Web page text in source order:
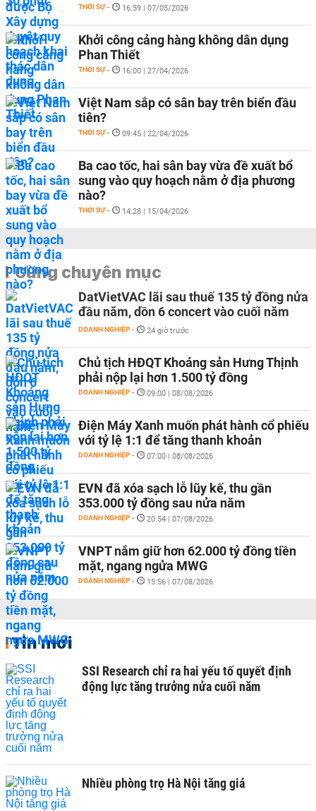
THỜI SỰ - 16:59 | 07/05/2026
Khởi công cảng hàng không dân dụng
Phan Thiết
THỜI SỰ - 16:00 | 27/04/2026
Việt Nam sắp có sân bay trên biển đầu
tiên?
THỜI SỰ - 09:45 | 22/04/2026
Ba cao tốc, hai sân bay vừa đề xuất bổ
sung vào quy hoạch nằm ở địa phương
nào?
THỜI SỰ - 14:28 | 15/04/2026
Cùng chuyên mục
DatVietVAC lãi sau thuế 135 tỷ đồng nửa
đầu năm, dồn 6 concert vào cuối năm
DOANH NGHIỆP - 24 giờ trước
Chủ tịch HĐQT Khoáng sản Hưng Thịnh
phải nộp lại hơn 1.500 tỷ đồng
DOANH NGHIỆP - 09:00 | 08/08/2026
Điện Máy Xanh muốn phát hành cổ phiếu
với tỷ lệ 1:1 để tăng thanh khoản
DOANH NGHIỆP - 07:00 | 08/08/2026
EVN đã xóa sạch lỗ lũy kế, thu gần
353.000 tỷ đồng sau nửa năm
DOANH NGHIỆP - 20:54 | 07/08/2026
VNPT nắm giữ hơn 62.000 tỷ đồng tiền
mặt, ngang ngửa MWG
DOANH NGHIỆP - 15:56 | 07/08/2026
Tin mới
SSI Research chỉ ra hai yếu tố quyết định
động lực tăng trưởng nửa cuối năm
Nhiều phòng trọ Hà Nội tăng giá